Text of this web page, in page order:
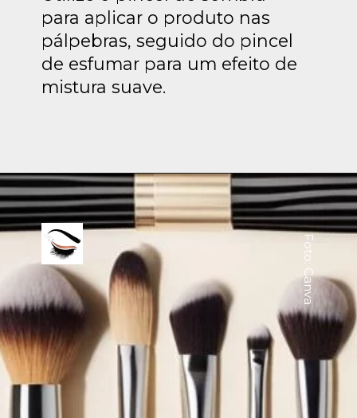
para aplicar o produto nas
pálpebras, seguido do pincel
de esfumar para um efeito de
mistura suave.
Foto: Canva